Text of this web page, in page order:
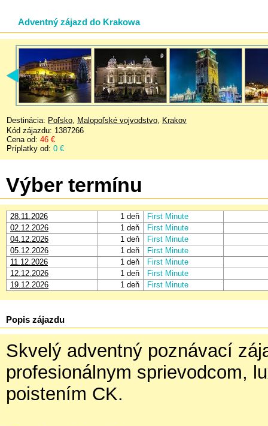
Adventný zájazd do Krakowa
Destinácia: Poľsko, Malopoľské vojvodstvo, Krakov
Kód zájazdu: 1387266
Cena od: 46 €
Príplatky od: 0 €
Výber termínu
28.11.2026 1 deň
First Minute
02.12.2026
1 deň
First Minute
04.12.2026
1 deň
First Minute
05.12.2026
1 deň
First Minute
11.12.2026
1 deň
First Minute
12.12.2026
1 deň
First Minute
19.12.2026
1 deň First Minute
Popis zájazdu
Skvelý adventný poznávací
profesionálnym sprievodcom,
poistením CK.